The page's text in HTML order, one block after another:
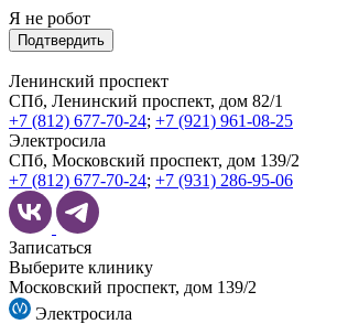
Я не робот
Подтвердить
Ленинский проспект
СПб, Ленинский проспект, дом 82/1
+7 (812) 677-70-24; +7 (921) 961-08-25
Электросила
СПб, Московский проспект, дом 139/2
+7 (812) 677-70-24; +7 (931) 286-95-06
Записаться
Выберите клинику
Московский проспект, дом 139/2
Электросила